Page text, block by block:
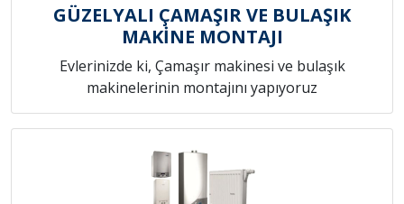
GÜZELYALI ÇAMAŞIR VE BULAŞIK
MAKİNE MONTAJI
Evlerinizde ki, Çamaşır makinesi ve bulaşık
makinelerinin montajını yapıyoruz